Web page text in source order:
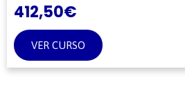
412,50€
VER CURSO